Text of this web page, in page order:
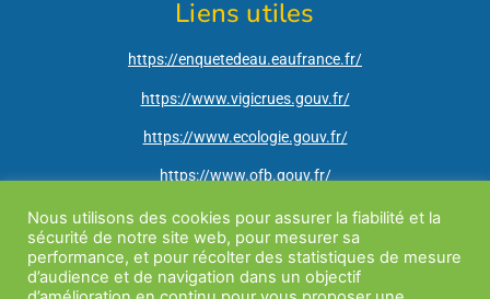
Liens utiles
https://enquetedeau.eaufrance.fr/
https://www.vigicrues.gouv.fr/
https://www.ecologie.gouv.fr/
https://www.ofb.gouv.fr/
http://www.ain.gouv.fr/
https://vigieau.gouv.fr/
Nous utilisons des cookies pour assurer la fiabilité et la
sécurité de notre site web, pour mesurer sa
performance, et pour récolter des statistiques de mesure
d’audience et de navigation dans un objectif